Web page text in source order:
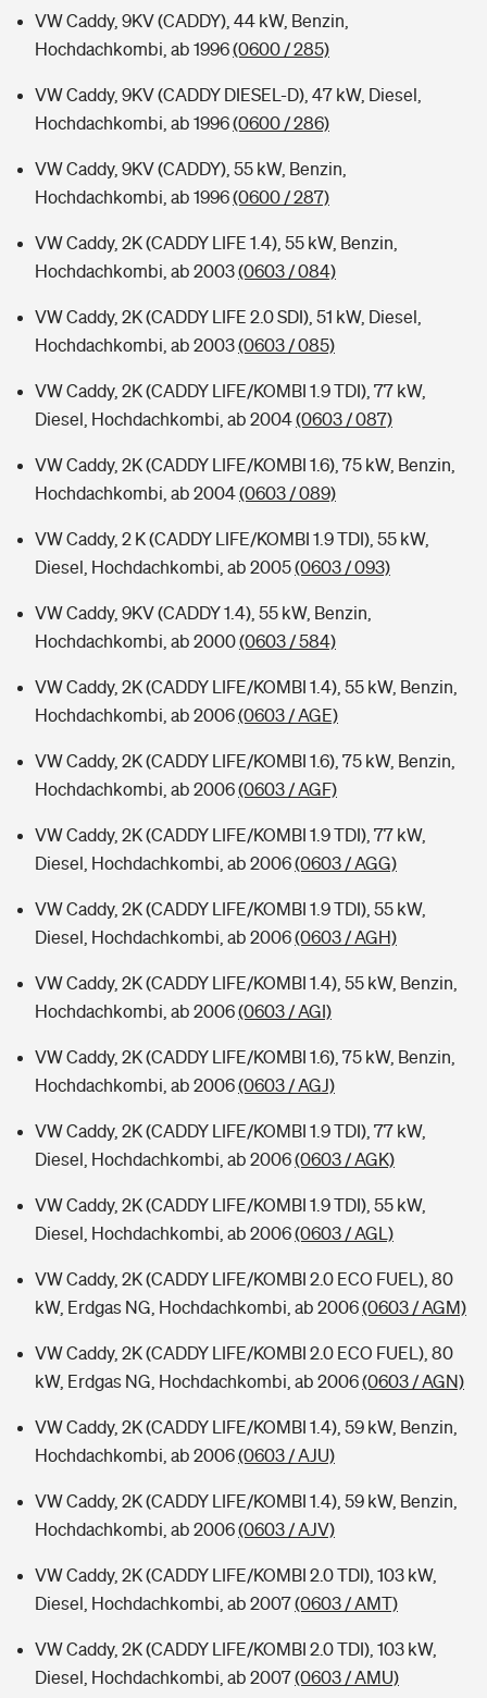
Kinderunfall-Check: Mehr Sicherheit für deine Kids
Typklassen: So ist Ihr Auto eingestuft
Sie haben Fragen?
VW Caddy, 9KV (CADDY), 44 kW, Benzin,
Hochdachkombi, ab 1996(0600 / 285)
VW Caddy, 9KV (CADDY DIESEL-D), 47 kW, Diesel,
Hochdachkombi, ab 1996(0600 / 286)
VW Caddy, 9KV (CADDY), 55 kW, Benzin,
Hochdachkombi, ab 1996(0600 / 287)
VW Caddy, 2K (CADDY LIFE 1.4), 55 kW, Benzin,
Hochdachkombi, ab 2003(0603 / 084)
VW Caddy, 2K (CADDY LIFE 2.0 SDI), 51 kW, Diesel,
Hochdachkombi, ab 2003(0603 / 085)
VW Caddy, 2K (CADDY LIFE/KOMBI 1.9 TDI), 77 kW,
Diesel, Hochdachkombi, ab 2004(0603 / 087)
VW Caddy, 2K (CADDY LIFE/KOMBI 1.6), 75 kW, Benzin,
Hochdachkombi, ab 2004(0603 / 089)
VW Caddy, 2 K (CADDY LIFE/KOMBI 1.9 TDI), 55 kW,
Diesel, Hochdachkombi, ab 2005(0603 / 093)
VW Caddy, 9KV (CADDY 1.4), 55 kW, Benzin,
Hochdachkombi, ab 2000(0603 / 584)
VW Caddy, 2K (CADDY LIFE/KOMBI 1.4), 55 kW, Benzin,
Hochdachkombi, ab 2006(0603 / AGE)
VW Caddy, 2K (CADDY LIFE/KOMBI 1.6), 75 kW, Benzin,
Hochdachkombi, ab 2006(0603 / AGF)
VW Caddy, 2K (CADDY LIFE/KOMBI 1.9 TDI), 77 kW,
Diesel, Hochdachkombi, ab 2006(0603 / AGG)
VW Caddy, 2K (CADDY LIFE/KOMBI 1.9 TDI), 55 kW,
Diesel, Hochdachkombi, ab 2006(0603 / AGH)
VW Caddy, 2K (CADDY LIFE/KOMBI 1.4), 55 kW, Benzin,
Hochdachkombi, ab 2006(0603 / AGI)
VW Caddy, 2K (CADDY LIFE/KOMBI 1.6), 75 kW, Benzin,
Hochdachkombi, ab 2006(0603 / AGJ)
VW Caddy, 2K (CADDY LIFE/KOMBI 1.9 TDI), 77 kW,
Diesel, Hochdachkombi, ab 2006(0603 / AGK)
VW Caddy, 2K (CADDY LIFE/KOMBI 1.9 TDI), 55 kW,
Diesel, Hochdachkombi, ab 2006(0603 / AGL)
VW Caddy, 2K (CADDY LIFE/KOMBI 2.0 ECO FUEL), 80
kW, Erdgas NG, Hochdachkombi, ab 2006(0603 / AGM)
VW Caddy, 2K (CADDY LIFE/KOMBI 2.0 ECO FUEL), 80
kW, Erdgas NG, Hochdachkombi, ab 2006(0603 / AGN)
VW Caddy, 2K (CADDY LIFE/KOMBI 1.4), 59 kW, Benzin,
Hochdachkombi, ab 2006(0603 / AJU)
VW Caddy, 2K (CADDY LIFE/KOMBI 1.4), 59 kW, Benzin,
Hochdachkombi, ab 2006(0603 / AJV)
VW Caddy, 2K (CADDY LIFE/KOMBI 2.0 TDI), 103 kW,
Diesel, Hochdachkombi, ab 2007(0603 / AMT)
VW Caddy, 2K (CADDY LIFE/KOMBI 2.0 TDI), 103 kW,
Diesel, Hochdachkombi, ab 2007(0603 / AMU)